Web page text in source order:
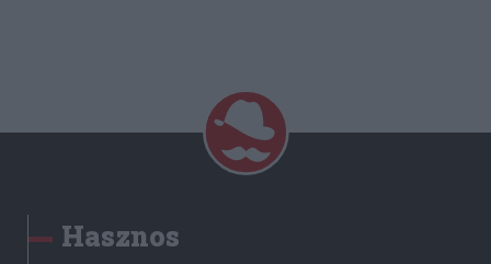
Hasznos